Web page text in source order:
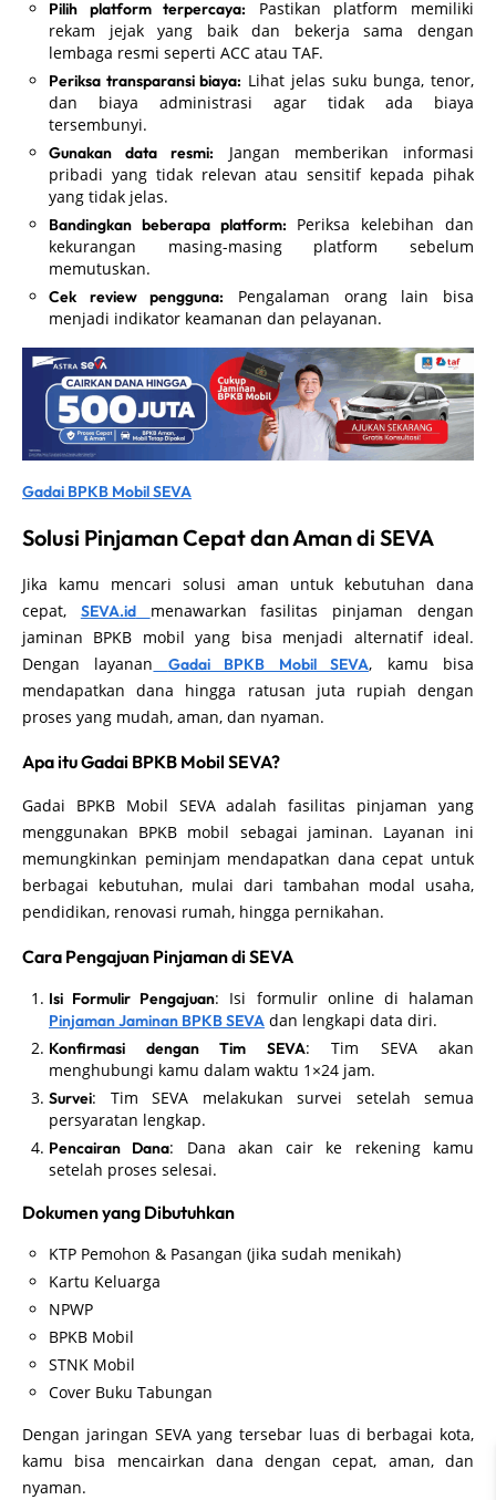
Pilih platform terpercaya: Pastikan platform memiliki
rekam jejak yang baik dan bekerja sama dengan
lembaga resmi seperti ACC atau TAF.
Periksa transparansi biaya: Lihat jelas suku bunga, tenor,
dan biaya administrasi agar tidak ada biaya
tersembunyi.
Gunakan data resmi:
Jangan memberikan informasi
pribadi yang tidak relevan atau sensitif kepada pihak
yang tidak jelas.
Bandingkan beberapa platform: Periksa kelebihan dan
kekurangan masing-masing platform sebelum
memutuskan.
Cek review pengguna:
Pengalaman orang lain bisa
menjadi indikator keamanan dan pelayanan.
Gadai BPKB Mobil SEVA
Solusi Pinjaman Cepat dan Aman di SEVA
Jika kamu mencari solusi aman untuk kebutuhan dana
cepat, SEVA.id
menawarkan fasilitas pinjaman dengan
jaminan BPKB mobil yang bisa menjadi alternatif ideal.
Dengan layanan
Gadai BPKB Mobil SEVA, kamu bisa
mendapatkan dana hingga ratusan juta rupiah dengan
proses yang mudah, aman, dan nyaman.
Apa itu Gadai BPKB Mobil SEVA?
Gadai BPKB Mobil SEVA adalah fasilitas pinjaman yang
menggunakan BPKB mobil sebagai jaminan. Layanan ini
memungkinkan peminjam mendapatkan dana cepat untuk
berbagai kebutuhan, mulai dari tambahan modal usaha,
pendidikan, renovasi rumah, hingga pernikahan.
Cara Pengajuan Pinjaman di SEVA
Isi Formulir Pengajuan: Isi formulir online di halaman
Pinjaman Jaminan BPKB SEVA dan lengkapi data diri.
Konfirmasi dengan Tim SEVA: Tim SEVA akan
menghubungi kamu dalam waktu 1×24 jam.
Survei: Tim SEVA melakukan survei setelah semua
persyaratan lengkap.
Pencairan Dana: Dana akan cair ke rekening kamu
setelah proses selesai.
Dokumen yang Dibutuhkan
KTP Pemohon & Pasangan (jika sudah menikah)
Kartu Keluarga
NPWP
BPKB Mobil
STNK Mobil
Cover Buku Tabungan
Dengan jaringan SEVA yang tersebar luas di berbagai kota,
kamu bisa mencairkan dana dengan cepat, aman, dan
nyaman.